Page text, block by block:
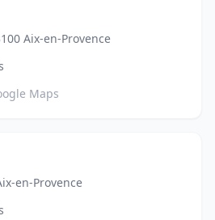
Aix-en-Provence
Maps
en-Provence